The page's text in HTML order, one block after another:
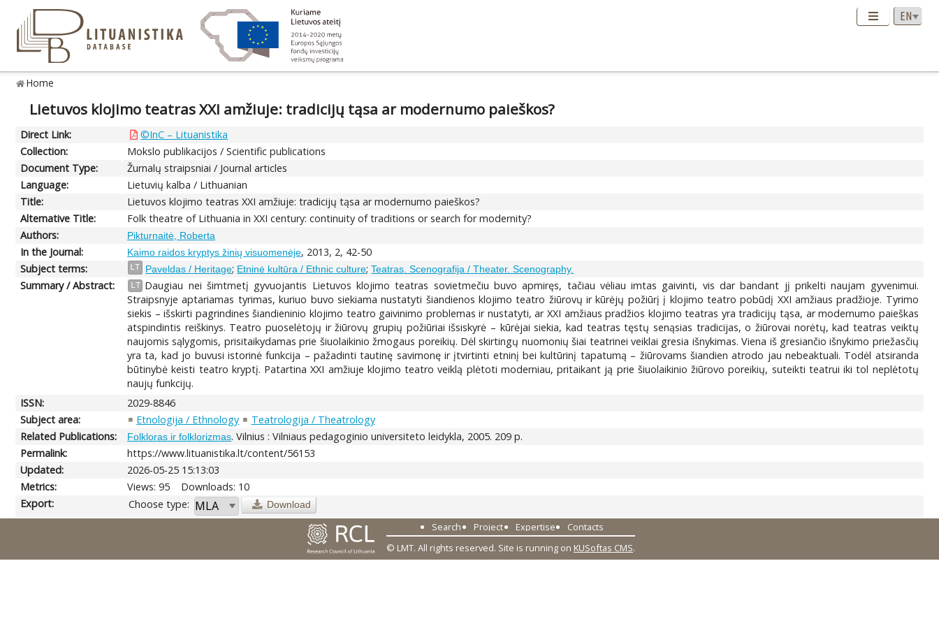
Home
Lietuvos klojimo teatras XXI amžiuje: tradicijų tąsa ar modernumo paieškos?
Direct Link:
©InC – Lituanistika
Collection:
Mokslo publikacijos / Scientific publications
Document Type:
Žurnalų straipsniai / Journal articles
Language:
Lietuvių kalba / Lithuanian
Title:
Lietuvos klojimo teatras XXI amžiuje: tradicijų tąsa ar modernumo paieškos?
Alternative Title:
Folk theatre of Lithuania in XXI century: continuity of traditions or search for modernity?
Authors:
Pikturnaitė, Roberta
In the Journal: Kaimo raidos kryptys žinių visuomenėje, 2013, 2, 42-50
Subject terms:
LT Paveldas / Heritage; Etninė kultūra / Ethnic culture;Teatras. Scenografija / Theater. Scenography.
Summary / Abstract: LT Daugiau nei šimtmetį gyvuojantis Lietuvos klojimo teatras sovietmečiu buvo apmiręs, tačiau vėliau imtas gaivinti, vis dar bandant jį prikelti naujam gyvenimui.
Straipsnyje aptariamas tyrimas, kuriuo buvo siekiama nustatyti šiandienos klojimo teatro žiūrovų ir kūrėjų požiūrį į klojimo teatro pobūdį XXI amžiaus pradžioje. Tyrimo
siekis – išskirti pagrindines šiandieninio klojimo teatro gaivinimo problemas ir nustatyti, ar XXI amžiaus pradžios klojimo teatras yra tradicijų tąsa, ar modernumo paieškas
atspindintis reiškinys. Teatro puoselėtojų ir žiūrovų grupių požiūriai išsiskyrė – kūrėjai siekia, kad teatras tęstų senąsias tradicijas, o žiūrovai norėtų, kad teatras veiktų
naujomis sąlygomis, prisitaikydamas prie šiuolaikinio žmogaus poreikių. Dėl skirtingų nuomonių šiai teatrinei veiklai gresia išnykimas. Viena iš gresiančio išnykimo priežasčių
yra ta, kad jo buvusi istorinė funkcija – pažadinti tautinę savimonę ir įtvirtinti etninį bei kultūrinį tapatumą – žiūrovams šiandien atrodo jau nebeaktuali. Todėl atsiranda
būtinybė keisti teatro kryptį. Patartina XXI amžiuje klojimo teatro veiklą plėtoti moderniau, pritaikant ją prie šiuolaikinio žiūrovo poreikių, suteikti teatrui iki tol neplėtotų
naujų funkcijų.
ISSN:
2029-8846
Subject area:
Etnologija / Ethnology
Teatrologija / Theatrology
Related Publications:
Folkloras ir folklorizmas. Vilnius : Vilniaus pedagoginio universiteto leidykla, 2005. 209 p.
Permalink:
https://www.lituanistika.lt/content/56153
Updated:
2026-05-25 15:13:03
Metrics:
Views: 95
Downloads: 10
Export:
Choose type: Download
Search Project Expertise
Contacts
© LMT. All rights reserved. Site is running on KUSoftas CMS.